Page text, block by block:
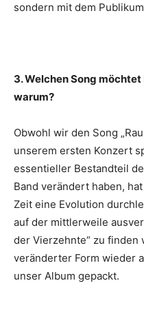
sondern mit dem
3. Welchen Song
warum?
Obwohl wir den Song
unserem ersten Konzert
essentieller Bestandteil
Band verändert haben,
Zeit eine Evolution
auf der mittlerweile
der Vierzehnte“ zu finden
veränderter Form wieder
unser Album gepackt.